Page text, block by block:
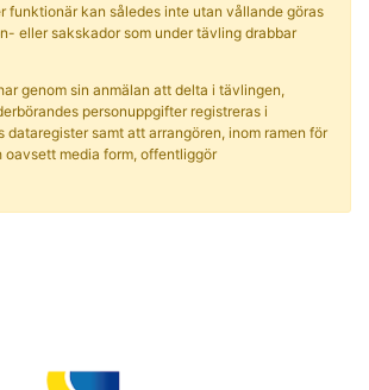
funktionär kan således inte utan vållande göras
eller sakskador som under tävling drabbar
genom sin anmälan att delta i tävlingen,
personuppgifter registreras i
dataregister samt att arrangören, inom ramen för
oavsett media form, offentliggör